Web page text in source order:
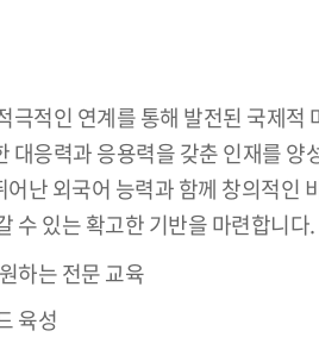
극적인 연계를 통해 발전된 국제적
대응력과 응용력을 갖춘 인재를 양
난 외국어 능력과 함께 창의적인
수 있는 확고한 기반을 마련합니다.
하는 전문 교육
육성